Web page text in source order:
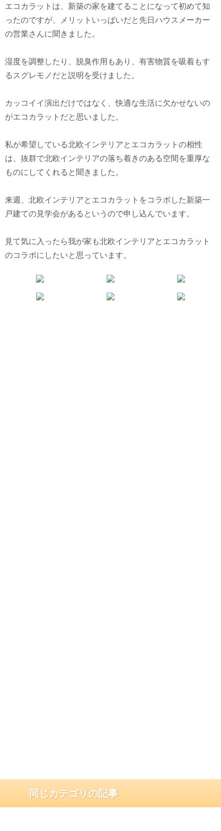
エコカラットは、新築の家を建てることになって初めて知
ったのですが、メリットいっぱいだと先日ハウスメーカー
の営業さんに聞きました。
湿度を調整したり、脱臭作用もあり、有害物質を吸着もす
るスグレモノだと説明を受けました。
カッコイイ演出だけではなく、快適な生活に欠かせないの
がエコカラットだと思いました。
私が希望している北欧インテリアとエコカラットの相性
は、抜群で北欧インテリアの落ち着きのある空間を重厚な
ものにしてくれると聞きました。
来週、北欧インテリアとエコカラットをコラボした新築一
戸建ての見学会があるというので申し込んでいます。
見て気に入ったら我が家も北欧インテリアとエコカラット
のコラボにしたいと思っています。
同じカテゴリの記事